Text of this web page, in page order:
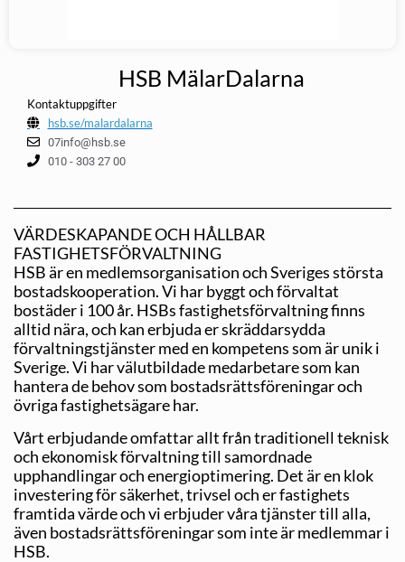
HSB MälarDalarna
Kontaktuppgifter
hsb.se/malardalarna
07info@hsb.se
010 - 303 27 00
VÄRDESKAPANDE OCH HÅLLBAR
FASTIGHETSFÖRVALTNING
HSB är en medlemsorganisation och Sveriges största
bostadskooperation. Vi har byggt och förvaltat
bostäder i 100 år. HSBs fastighetsförvaltning finns
alltid nära, och kan erbjuda er skräddarsydda
förvaltningstjänster med en kompetens som är unik i
Sverige. Vi har välutbildade medarbetare som kan
hantera de behov som bostadsrättsföreningar och
övriga fastighetsägare har.
Vårt erbjudande omfattar allt från traditionell teknisk
och ekonomisk förvaltning till samordnade
upphandlingar och energioptimering. Det är en klok
investering för säkerhet, trivsel och er fastighets
framtida värde och vi erbjuder våra tjänster till alla,
även bostadsrättsföreningar som inte är medlemmar i
HSB.